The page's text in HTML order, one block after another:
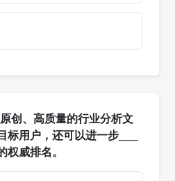
创、高质量的行业分析文
用户，还可以进一步____
威排名。